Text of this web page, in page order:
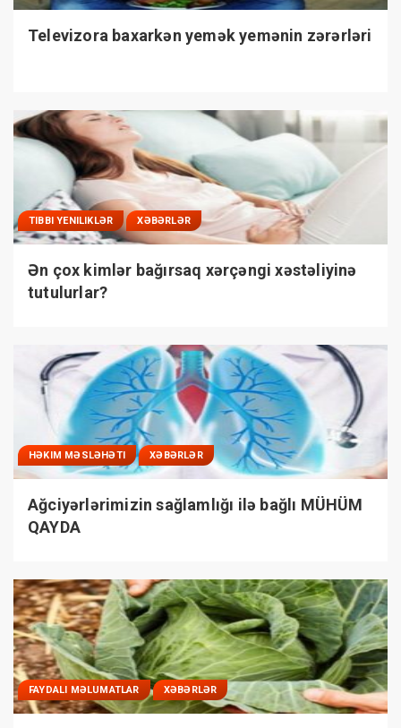
Televizora baxarkən yemək yemənin zərərləri
TIBBI YENILIKLƏR XƏBƏRLƏR
Ən çox kimlər bağırsaq xərçəngi xəstəliyinə
tutulurlar?
HƏKIM MƏSLƏHƏTI XƏBƏRLƏR
Ağciyərlərimizin sağlamlığı ilə bağlı MÜHÜM
QAYDA
FAYDALI MƏLUMATLAR XƏBƏRLƏR